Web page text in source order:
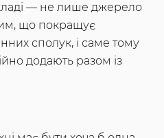
— не лише джерело
що покращує
сполук, і саме тому
додають разом із